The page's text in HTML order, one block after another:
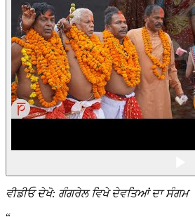
ਵੀਡੀਓ ਦੇਖੋ: ਗੰਗਰੇਲ ਵਿਖੇ ਦੇਵਤਿਆਂ ਦਾ ਸੰਗਮ